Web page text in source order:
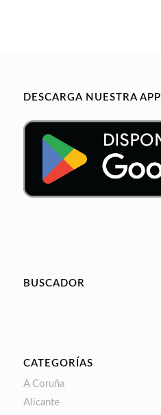
DESCARGA NUESTRA APP
BUSCADOR
CATEGORÍAS
A Coruña
Alicante